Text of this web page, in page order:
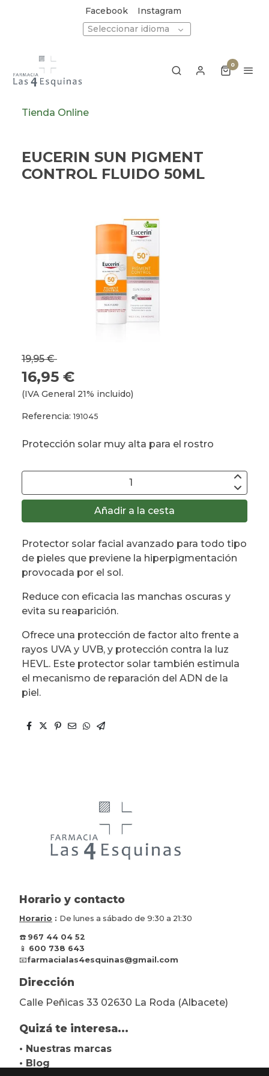
Facebook
Instagram
Seleccionar idioma
0
Tienda Online
EUCERIN SUN PIGMENT
CONTROL FLUIDO 50ML
19,95 €
16,95 €
(IVA General 21% incluido)
Referencia:191045
Protección solar muy alta para el rostro
Añadir a la cesta
Protector solar facial avanzado para todo tipo
de pieles que previene la hiperpigmentación
provocada por el sol.
Reduce con eficacia las manchas oscuras y
evita su reaparición.
Ofrece una protección de factor alto frente a
rayos UVA y UVB, y protección contra la luz
HEVL. Este protector solar también estimula
el mecanismo de reparación del ADN de la
piel.
Horario y contacto
Horario : De lunes a sábado de 9:30 a 21:30
☎️ 967 44 04 52
📱 600 738 643
📧farmacialas4esquinas@gmail.com
Dirección
Calle Peñicas 33 02630 La Roda (Albacete)
Quizá te interesa...
• Nuestras marcas
• Blog